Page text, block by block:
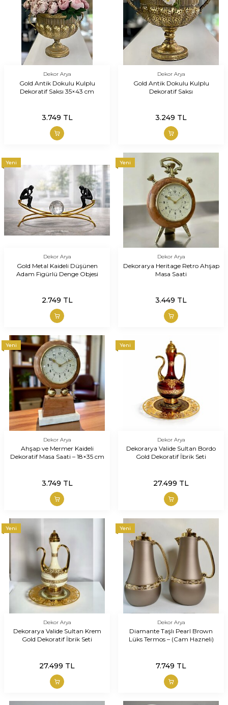
Dekor Arya
Gold Antik Dokulu Kulplu
Dekoratif Saksı 35×43 cm
3.749 TL
Dekor Arya
Gold Antik Dokulu Kulplu
Dekoratif Saksı
3.249 TL
Yeni
Dekor Arya
Gold Metal Kaideli Düşünen
Adam Figürlü Denge Objesi
2.749 TL
Yeni
Dekor Arya
Dekorarya Heritage Retro Ahşap
Masa Saati
3.449 TL
Yeni
Dekor Arya
Ahşap ve Mermer Kaideli
Dekoratif Masa Saati – 18×35 cm
3.749 TL
Yeni
Dekor Arya
Dekorarya Valide Sultan Bordo
Gold Dekoratif İbrik Seti
27.499 TL
Yeni
Dekor Arya
Dekorarya Valide Sultan Krem
Gold Dekoratif İbrik Seti
27.499 TL
Yeni
Dekor Arya
Diamante Taşlı Pearl Brown
Lüks Termos – (Cam Hazneli)
7.749 TL